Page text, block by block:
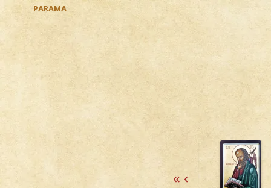
« ‹
PARAMA